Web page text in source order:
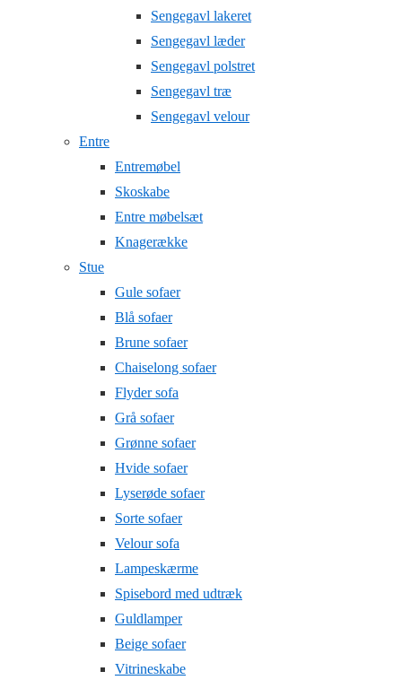
Sengegavl lakeret
Sengegavl læder
Sengegavl polstret
Sengegavl træ
Sengegavl velour
Entre
Entremøbel
Skoskabe
Entre møbelsæt
Knagerække
Stue
Gule sofaer
Blå sofaer
Brune sofaer
Chaiselong sofaer
Flyder sofa
Grå sofaer
Grønne sofaer
Hvide sofaer
Lyserøde sofaer
Sorte sofaer
Velour sofa
Lampeskærme
Spisebord med udtræk
Guldlamper
Beige sofaer
Vitrineskabe